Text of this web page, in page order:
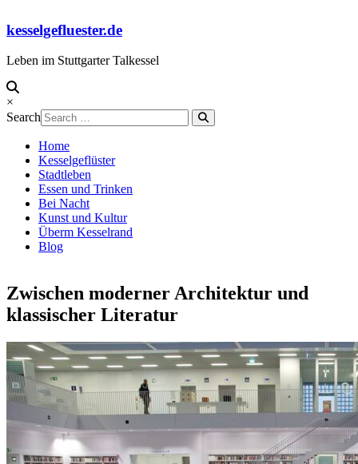
to
content
kesselgefluester.de
Leben im Stuttgarter Talkessel
×
Search
Home
Kesselgeflüster
Stadtleben
Essen und Trinken
Bei Nacht
Kunst und Kultur
Überm Kesselrand
Blog
Zwischen moderner Architektur und
klassischer Literatur